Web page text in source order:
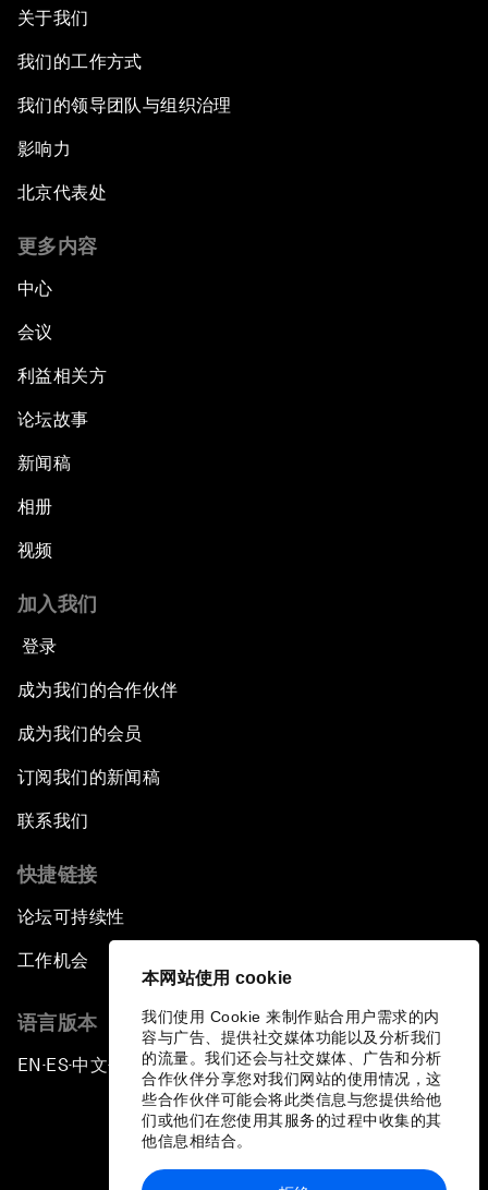
本网站使用 cookie
我们使用 Cookie 来制作贴合用户需求的内
容与广告、提供社交媒体功能以及分析我们
的流量。我们还会与社交媒体、广告和分析
合作伙伴分享您对我们网站的使用情况，这
些合作伙伴可能会将此类信息与您提供给他
们或他们在您使用其服务的过程中收集的其
他信息相结合。
关于我们
我们的工作方式
我们的领导团队与组织治理
影响力
北京代表处
更多内容
中心
会议
利益相关方
论坛故事
新闻稿
相册
视频
加入我们
登录
成为我们的合作伙伴
成为我们的会员
订阅我们的新闻稿
联系我们
快捷链接
论坛可持续性
工作机会
语言版本
EN ▪ ES▪中文▪ 日本語